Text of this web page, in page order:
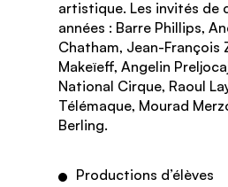
artistique. Les invités de
années : Barre Phillips,
Chatham, Jean-François
Makeïeff, Angelin
National Cirque, Raoul
Télémaque, Mourad
Berling.
Productions d’élèves